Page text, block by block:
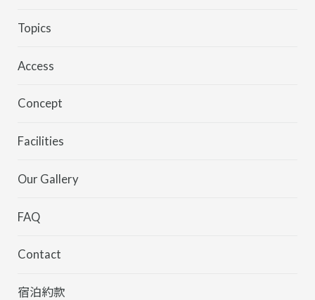
MORETHAN
Topics
Access
Concept
Facilities
Our Gallery
FAQ
Contact
宿泊約款